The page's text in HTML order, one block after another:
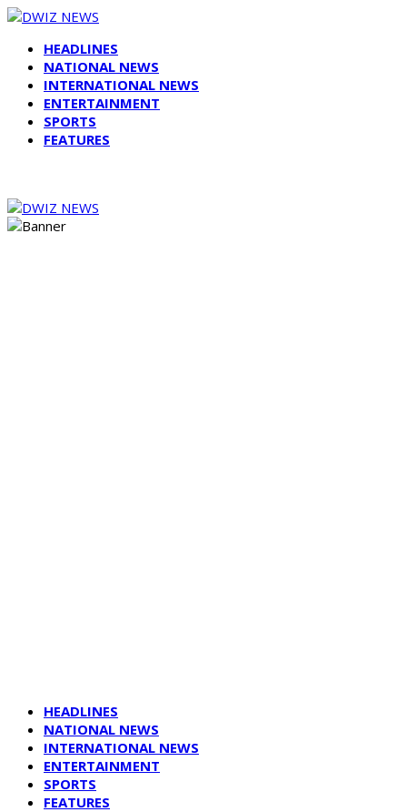
HEADLINES
NATIONAL NEWS
INTERNATIONAL NEWS
ENTERTAINMENT
SPORTS
FEATURES
HEADLINES
NATIONAL NEWS
INTERNATIONAL NEWS
ENTERTAINMENT
SPORTS
FEATURES